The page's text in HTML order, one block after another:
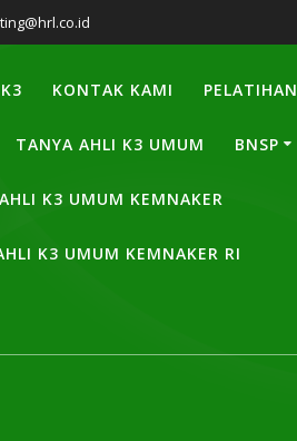
KONTAK KAMI PELATIHAN
TANYA AHLI K3 UMUM BNSP
K3 UMUM KEMNAKER
K3 UMUM KEMNAKER RI